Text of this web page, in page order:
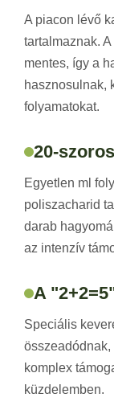
A piacon lévő
tartalmaznak.
mentes, így a
hasznosulnak,
folyamatokat.
20-
Egyetlen ml
poliszacharid
darab
az intenzív
A
Speciális
összeadódnak,
komplex
küzdelemben.